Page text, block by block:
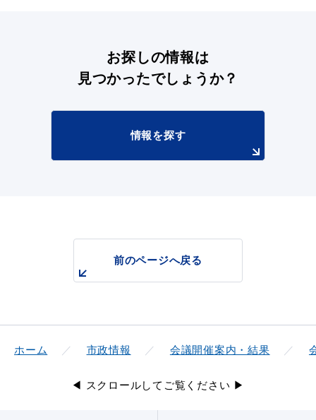
ご案内
お問い合わせ
お探しの情報は
見つかったでしょうか？
情報を探す
前のページへ戻る
ホーム 市政情報 会議開催案内・結果
◀ スクロールしてご覧ください ▶